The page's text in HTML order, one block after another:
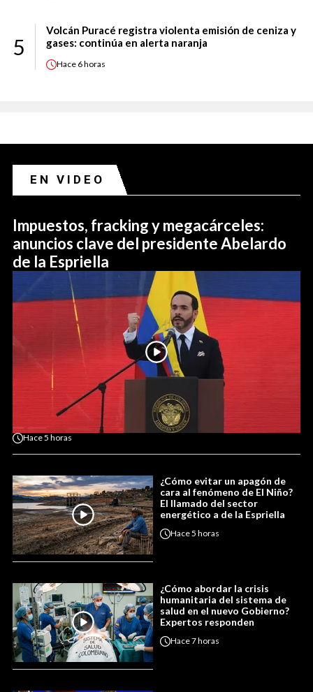
5
Volcán Puracé registra violenta emisión de ceniza y
gases: continúa en alerta naranja
Hace 6 horas
EN VIDEO
Impuestos, fracking y megacárceles:
anuncios clave del presidente Abelardo
de la Espriella
Hace5 horas
¿Cómo evitar un apagón de
cara al fenómeno de El Niño?
El llamado del sector
energético a de la Espriella
Hace5 horas
¿Cómo abordar la crisis
humanitaria del sistema de
salud en el nuevo Gobierno?
Expertos responden
Hace7 horas